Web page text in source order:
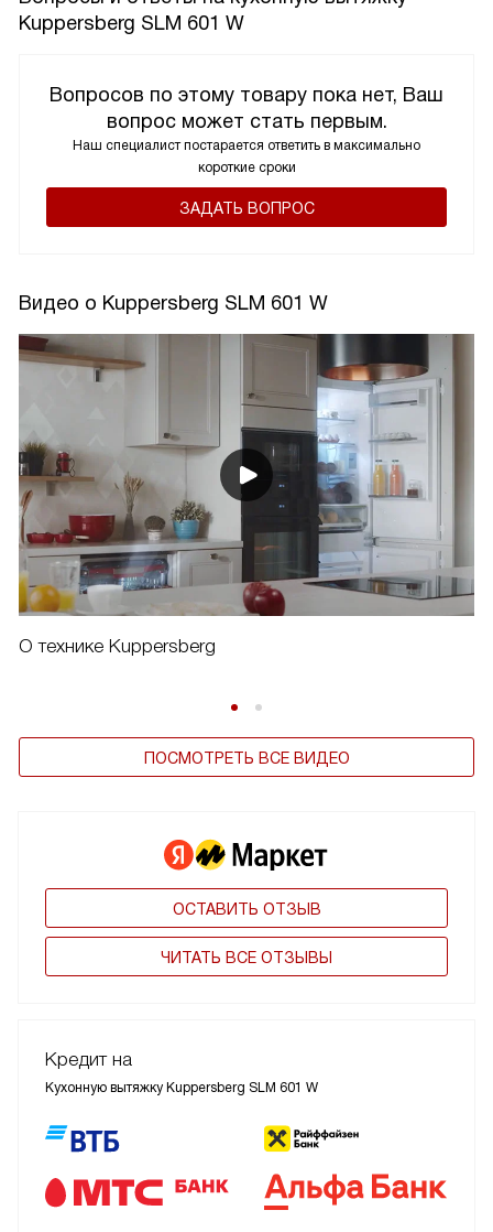
Kuppersberg SLM 601 W
Вопросов по этому товару пока нет, Ваш
вопрос может стать первым.
Наш специалист постарается ответить в максимально
короткие сроки
ЗАДАТЬ ВОПРОС
Видео о Kuppersberg SLM 601 W
О технике Kuppersberg
ПОСМОТРЕТЬ ВСЕ ВИДЕО
ОСТАВИТЬ ОТЗЫВ
ЧИТАТЬ ВСЕ ОТЗЫВЫ
Кредит на
Кухонную вытяжку Kuppersberg SLM 601 W